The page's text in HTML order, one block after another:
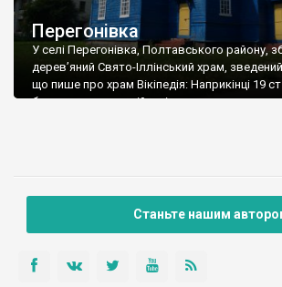
Перегонівка
У селі Перегонівка, Полтавського району,
дерев’яний Свято-Іллінський храм,
що пише про храм Вікіпедія: Наприкінці 19
будувати храм російські солдати, що жили в
Станьте нашим